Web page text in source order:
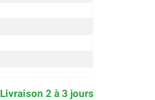
Livraison 2 à 3 jours